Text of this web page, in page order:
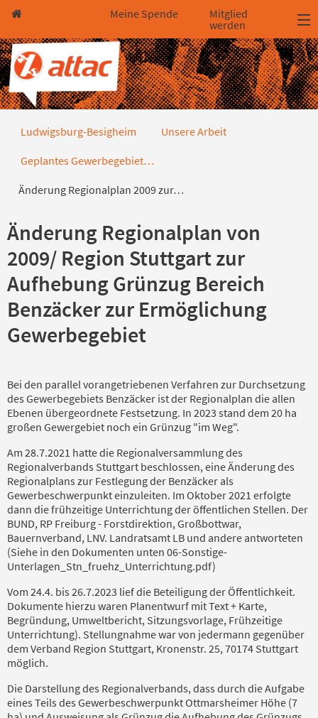
Direkt zum Hauptinhalt springen
Direkt zur Haupt-Navigation springen
Direkt zur Service-Navigation springen
Direkt zur Footer-Navigation springen
Direkt zum Footerinhalt springen
Meine Spende
Mitglied
werden
2023-05_Aenderung-RegPlan2009
Ludwigsburg-Besigheim Unsere Arbeit
Geplantes Gewerbegebiet…
Änderung Regionalplan 2009 zur…
Änderung Regionalplan von
2009/ Region Stuttgart zur
Aufhebung Grünzug Bereich
Benzäcker zur Ermöglichung
Gewerbegebiet
Bei den parallel vorangetriebenen Verfahren zur Durchsetzung
des Gewerbegebiets Benzäcker ist der Regionalplan die allen
Ebenen übergeordnete Festsetzung. In 2023 stand dem 20 ha
großen Gewergebiet noch ein Grünzug "im Weg".
Am 28.7.2021 hatte die Regionalversammlung des
Regionalverbands Stuttgart beschlossen, eine Änderung des
Regionalplans zur Festlegung der Benzäcker als
Gewerbeschwerpunkt einzuleiten. Im Oktober 2021 erfolgte
dann die frühzeitige Unterrichtung der öffentlichen Stellen. Der
BUND, RP Freiburg - Forstdirektion, Großbottwar,
Bauernverband, LNV. Landratsamt LB und andere antworteten
(Siehe in den Dokumenten unten 06-Sonstige-
Unterlagen_Stn_fruehz_Unterrichtung.pdf)
Vom 24.4. bis 26.7.2023 lief die Beteiligung der Öffentlichkeit.
Dokumente hierzu waren Planentwurf mit Text + Karte,
Begründung, Umweltbericht, Sitzungsvorlage, Frühzeitige
Unterrichtung). Stellungnahme war von jedermann gegenüber
dem Verband Region Stuttgart, Kronenstr. 25, 70174 Stuttgart
möglich.
Die Darstellung des Regionalverbands, dass durch die Aufgabe
eines Teils des Gewerbeschwerpunkt Ottmarsheimer Höhe (7